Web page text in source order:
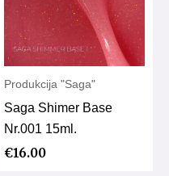
Produkcija "Saga"
Saga Shimer Base
Nr.001 15ml.
€16.00